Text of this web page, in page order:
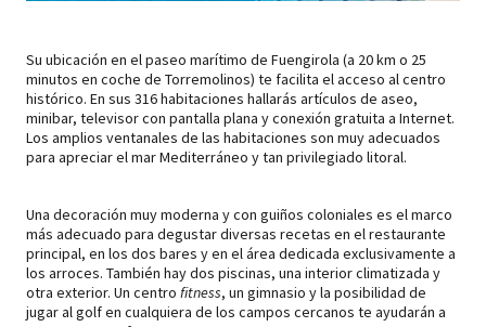
Su ubicación en el paseo marítimo de Fuengirola (a 20 km o 25
minutos en coche de Torremolinos) te facilita el acceso al centro
histórico. En sus 316 habitaciones hallarás artículos de aseo,
minibar, televisor con pantalla plana y conexión gratuita a Internet.
Los amplios ventanales de las habitaciones son muy adecuados
para apreciar el mar Mediterráneo y tan privilegiado litoral.
Una decoración muy moderna y con guiños coloniales es el marco
más adecuado para degustar diversas recetas en el restaurante
principal, en los dos bares y en el área dedicada exclusivamente a
los arroces. También hay dos piscinas, una interior climatizada y
otra exterior. Un centro fitness, un gimnasio y la posibilidad de
jugar al golf en cualquiera de los campos cercanos te ayudarán a